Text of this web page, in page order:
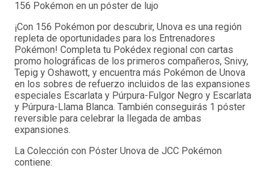
156 Pokémon en un póster de lujo
¡Con 156 Pokémon por descubrir, Unova es una región
repleta de oportunidades para los Entrenadores
Pokémon! Completa tu Pokédex regional con cartas
promo holográficas de los primeros compañeros, Snivy,
Tepig y Oshawott, y encuentra más Pokémon de Unova
en los sobres de refuerzo incluidos de las expansiones
especiales Escarlata y Púrpura-Fulgor Negro y Escarlata
y Púrpura-Llama Blanca. También conseguirás 1 póster
reversible para celebrar la llegada de ambas
expansiones.
La Colección con Póster Unova de JCC Pokémon
contiene: